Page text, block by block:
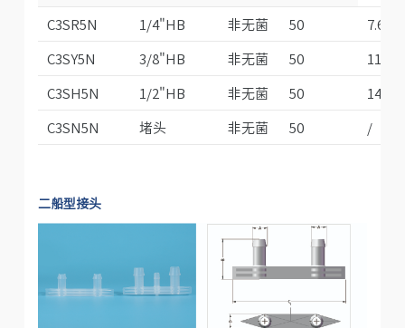
C3SR5N
1/4"HB 非无菌 50
7.6
C3SY5N
3/8"HB 非无菌 50
11
C3SH5N
1/2"HB 非无菌 50
14.6
C3SN5N
堵头 非无菌 50 /
二船型接头